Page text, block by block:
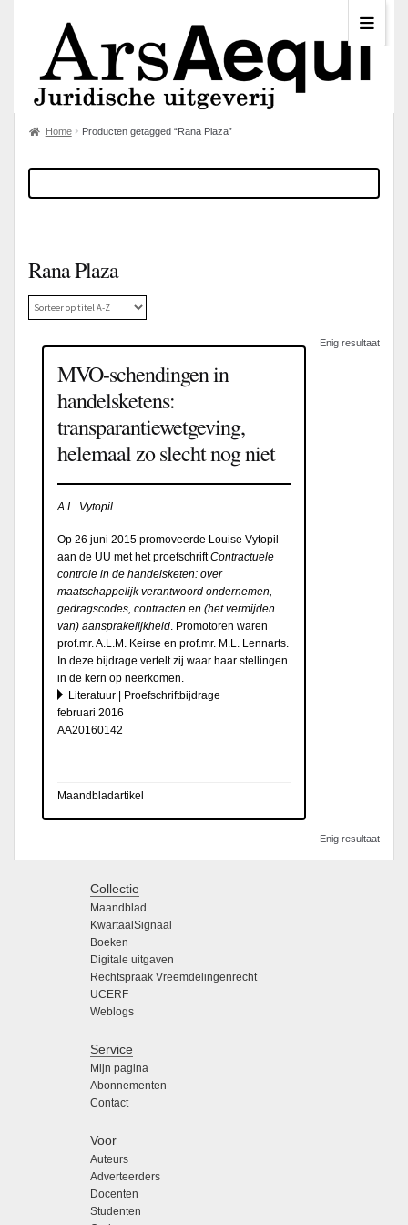
Home Producten getagged “Rana Plaza”
Rana Plaza
Enig resultaat
MVO-schendingen in
handelsketens:
transparantiewetgeving,
helemaal zo slecht nog niet
A.L. Vytopil
Op 26 juni 2015 promoveerde Louise Vytopil
aan de UU met het proefschriftContractuele
controle in de handelsketen: over
maatschappelijk verantwoord ondernemen,
gedragscodes, contracten en (het vermijden
van) aansprakelijkheid . Promotoren waren
prof.mr. A.L.M. Keirse en prof.mr. M.L. Lennarts.
In deze bijdrage vertelt zij waar haar stellingen
in de kern op neerkomen.
Literatuur | Proefschriftbijdrage
februari 2016
AA20160142
Maandbladartikel
Enig resultaat
Collectie
Maandblad
KwartaalSignaal
Boeken
Digitale uitgaven
Rechtspraak Vreemdelingenrecht
UCERF
Weblogs
Service
Mijn pagina
Abonnementen
Contact
Voor
Auteurs
Adverteerders
Docenten
Studenten